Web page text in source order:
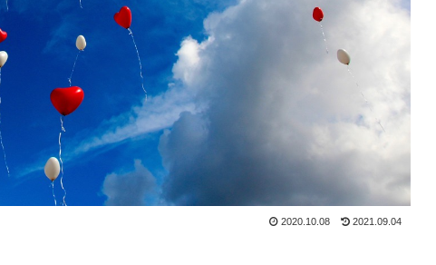
2020.10.08 2021.09.04